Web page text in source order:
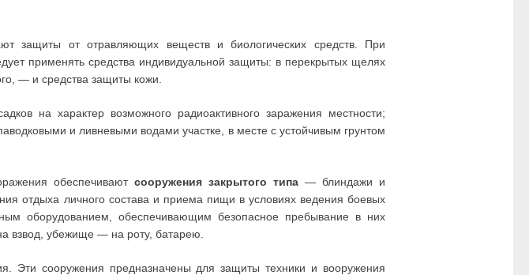
защиты от отравляющих веществ и биологических средств. При
применять средства индивидуальной защиты: в перекрытых щелях
— и средства защиты кожи.
на характер возможного радиоактивного заражения местности;
и ливневыми водами участке, в месте с устойчивым грунтом
обеспечиваютсооружения закрытого типа — блиндажи и
отдыха личного состава и приема пищи в условиях ведения боевых
оборудованием, обеспечивающим безопасное пребывание в них
взвод, убежище — на роту, батарею.
Эти сооружения предназначены для защиты техники и вооружения